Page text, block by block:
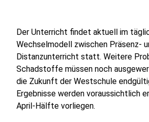
Der Unterricht findet aktuell im
Wechselmodell zwischen Präsenz-
Distanzunterricht statt. Weitere
Schadstoffe müssen noch
die Zukunft der Westschule
Ergebnisse werden voraussichtlich
April-Hälfte vorliegen.